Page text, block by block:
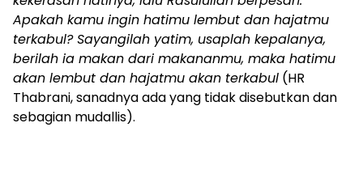
Apakah kamu ingin hatimu lembut dan hajatmu
terkabul? Sayangilah yatim, usaplah kepalanya,
berilah ia makan dari makananmu, maka hatimu
akan lembut dan hajatmu akan terkabul (HR
Thabrani, sanadnya ada yang tidak disebutkan dan
sebagian mudallis).